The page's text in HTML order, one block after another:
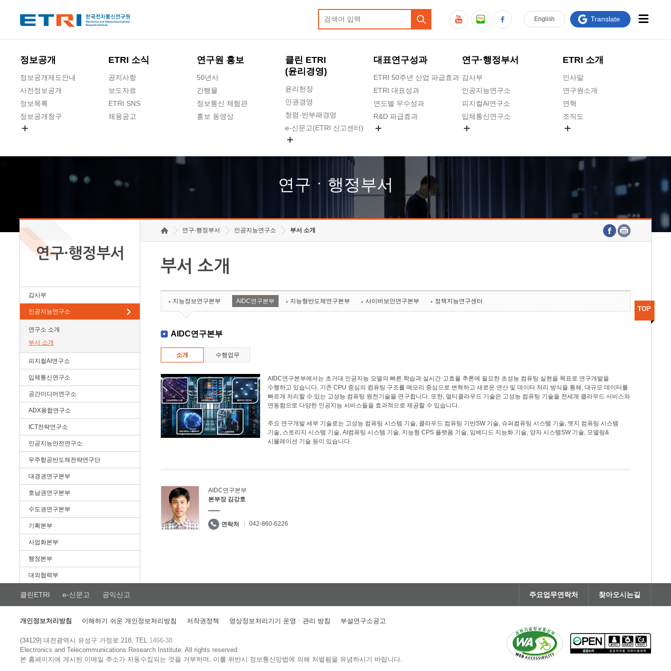
정보공개
정보공개제도안내
사전정보공개
정보목록
정보공개청구
ETRI 소식
공지사항
보도자료
ETRI SNS
채용공고
연구원 홍보
50년사
간행물
정보통신 체험관
홍보 동영상
클린 ETRI
(윤리경영)
윤리헌장
인권경영
청렴·반부패경영
e-신문고(ETRI 신고센터)
고객의소리
수의계약 현황
대표연구성과
ETRI 50주년 산업 파급효과
ETRI 대표성과
연도별 우수성과
R&D 파급효과
연구·행정부서
감사부
인공지능연구소
피지컬AI연구소
입체통신연구소
호남권연구본부
기획본부
ETRI 소개
인사말
연구원소개
연혁
조직도
연구원 고객헌장
주요업무연락처
English Translate
연구ㆍ행정부서
연구·행정부서
감사부
인공지능연구소
연구소 소개
부서 소개
피지컬AI연구소
입체통신연구소
공간미디어연구소
ADX융합연구소
ICT전략연구소
인공지능안전연구소
우주항공반도체전략연구단
대경권연구본부
호남권연구본부
수도권연구본부
기획본부
사업화본부
행정본부
대외협력부
연구·행정부서 인공지능연구소 부서 소개
부서 소개
지능정보연구본부 AIDC연구본부 지능형반도체연구본부 사이버보안연구본부 정책지능연구센터
AIDC연구본부
소개 수행업무
AIDC연구본부에서는 초거대 인공지능 모델의 빠른 학습과 실시간·고효율 추론에 필요한 초성능 컴퓨팅 실현을 목표로 연구개발을
수행하고 있습니다. 기존 CPU 중심의 컴퓨팅 구조를 메모리 중심으로 변혁하고 새로운 연산 및 데이터 처리 방식을 통해, 대규모 데이터를
빠르게 처리할 수 있는 고성능 컴퓨팅 원천기술을 연구합니다. 또한, 멀티클라우드 기술은 고성능 컴퓨팅 기술을 전세계 클라우드 서비스와
연동함으로 다양한 인공지능 서비스들을 효과적으로 제공할 수 있습니다.
주요 연구개발 세부 기술로는 고성능 컴퓨팅 시스템 기술, 클라우드 컴퓨팅 기반SW 기술, 슈퍼컴퓨팅 시스템 기술, 엣지 컴퓨팅 시스템
기술, 스토리지 시스템 기술, AI컴퓨팅 시스템 기술, 지능형 CPS 플랫폼 기술, 임베디드 지능화 기술, 양자 시스템SW 기술, 모델링&
시뮬레이션 기술 등이 있습니다.
AIDC연구본부
본부장 김강호
연락처 042-860-6226
TOP
클린ETRI e-신문고 공익신고 주요업무연락처 찾아오시는길
개인정보처리방침 이해하기 쉬운 개인정보처리방침 저작권정책 영상정보처리기기 운영ㆍ관리 방침 부설연구소공고
(34129) 대전광역시 유성구 가정로 218, TEL 1466-38
Electronics and Telecommunications Research Institute.All rights reserved.
본 홈페이지에 게시된 이메일 주소가 자동수집되는 것을 거부하며, 이를 위반시 정보통신망법에 의해 처벌됨을 유념하시기 바랍니다.